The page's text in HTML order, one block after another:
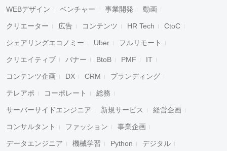
WEBデザイン ベンチャー 事業開発 動画
クリエーター 広告 コンテンツ HR Tech CtoC
シェアリングエコノミー Uber フルリモート
クリエイティブ バナー BtoB PMF IT
コンテンツ企画 DX CRM ブランディング
テレアポ コーポレート 総務
サーバーサイドエンジニア 新規サービス 経営企画
コンサルタント ファッション 事業企画
データエンジニア 機械学習 Python デジタル